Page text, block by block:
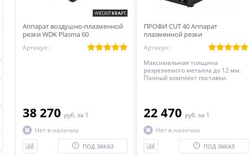
Аппарат воздушно-плазменной
резки WDK Plasma 60
Артикул: -
38 270 руб. за 1
Нет в наличии
ПОД ЗАКАЗ
ПРОФИ CUT 40 Аппарат
плазменной резки
Артикул: -
Максимальная толщина
разрезаемого металла до 12 мм.
Полный комплект поставки.
при выездных работах.
22 470 руб. за 1
Нет в наличии
ПОД ЗАКАЗ